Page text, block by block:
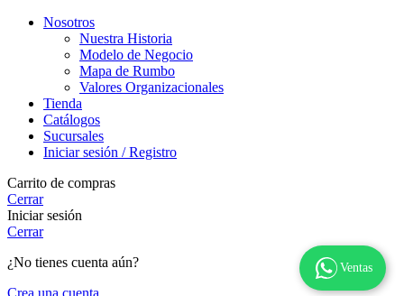
Nosotros
Nuestra Historia
Modelo de Negocio
Mapa de Rumbo
Valores Organizacionales
Tienda
Catálogos
Sucursales
Iniciar sesión / Registro
Carrito de compras
Cerrar
Iniciar sesión
Cerrar
¿No tienes cuenta aún?
Crea una cuenta.
Ventas